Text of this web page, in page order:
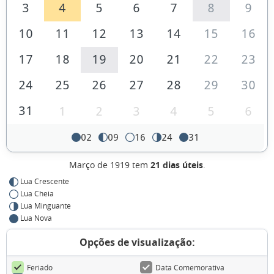
3
4 5 6 7 8
9
10
11 12 13 14 15
16
17
18 19 20 21 22
23
24
25 26 27 28 29
30
31
1 2 3 4 5 6
02 09 16 24 31
Março de 1919 tem 21 dias úteis.
Lua Crescente
Lua Cheia
Lua Minguante
Lua Nova
Opções de visualização:
Feriado
Data Comemorativa